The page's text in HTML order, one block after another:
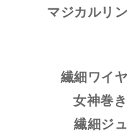
マジカルリ
繊細ワイ
女神巻
繊細ジ